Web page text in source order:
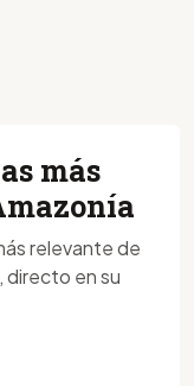
más
relevante de
directo en su